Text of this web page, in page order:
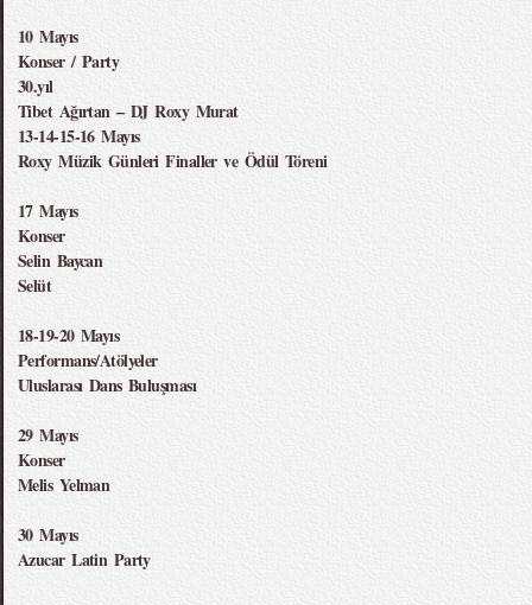
10 Mayıs
Konser / Party
30.yıl
Tibet Ağırtan – DJ Roxy Murat
13-14-15-16 Mayıs
Roxy Müzik Günleri Finaller ve Ödül Töreni
17 Mayıs
Konser
Selin Baycan
Selüt
18-19-20 Mayıs
Performans/Atölyeler
Uluslarası Dans Buluşması
29 Mayıs
Konser
Melis Yelman
30 Mayıs
Azucar Latin Party